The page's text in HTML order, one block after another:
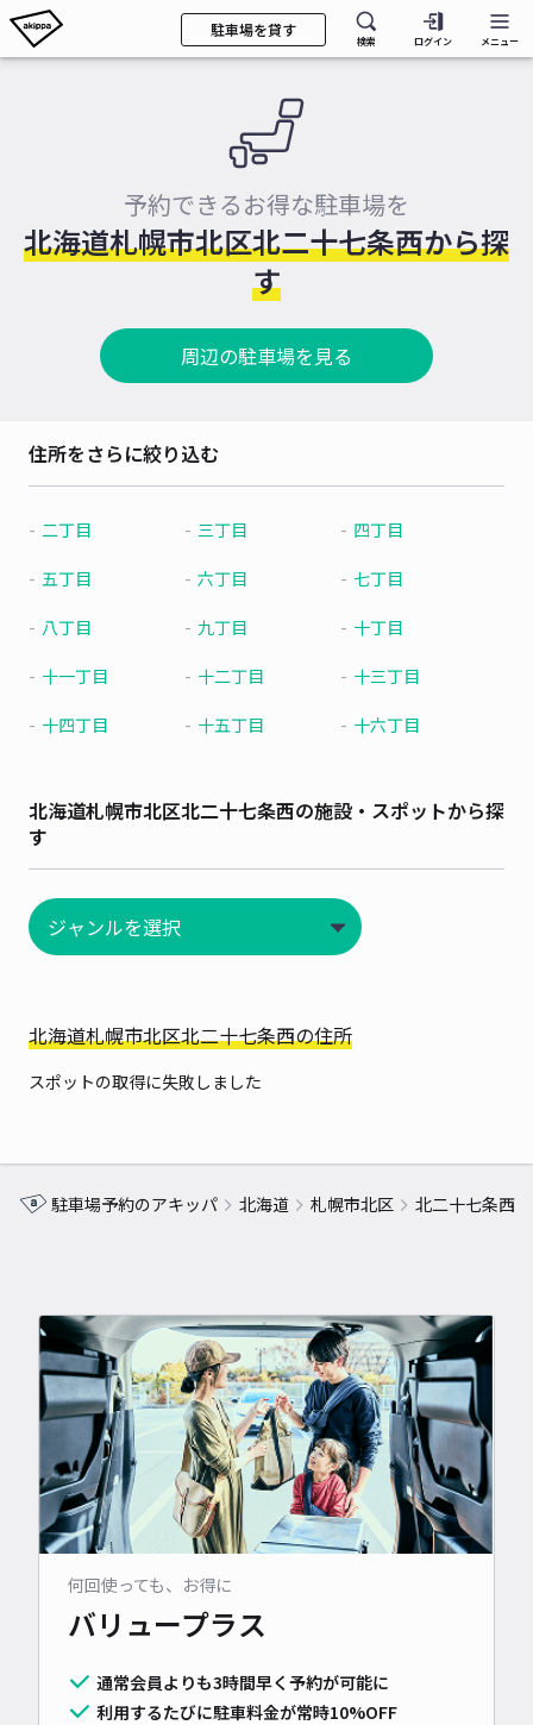
駐車場を貸す
検索 ログイン メニュー
予約できるお得な駐車場を
北海道札幌市北区北二十七条西から探
す
周辺の駐車場を見る
住所をさらに絞り込む
二丁目 三丁目 四丁目
五丁目 六丁目 七丁目
八丁目 九丁目 十丁目
十一丁目 十二丁目 十三丁目
十四丁目 十五丁目 十六丁目
北海道札幌市北区北二十七条西の施設・スポットから探
す
北海道札幌市北区北二十七条西の住所
スポットの取得に失敗しました
駐車場予約のアキッパ 北海道 札幌市北区 北二十七条西
何回使っても、お得に
バリュープラス
通常会員よりも3時間早く予約が可能に
利用するたびに駐車料金が常時10%OFF